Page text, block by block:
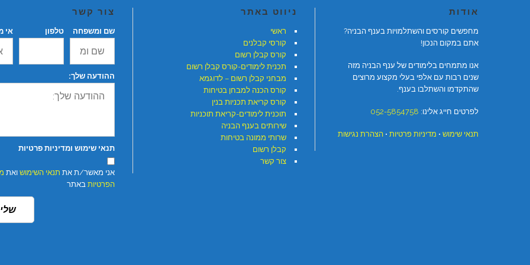
אודות
מחפשים קורסים והשתלמויות בענף הבניה?
אתם במקום הנכון!
אנו מתמחים בלימודים של ענף הבניה מזה
שנים רבות עם אלפי בעלי מקצוע מרוצים
שהתקדמו והשתלבו בענף.
לפרטים חייג אלינו: 052-5854758
תנאי שימוש • מדיניות פרטיות • הצהרת נגישות
ניווט באתר
ראשי
קורסי קבלנים
קורס קבלן רשום
תכנית לימודים-קורס קבלן רשום
מבחני קבלן רשום – לדוגמא
קורס הכנה למבחן בטיחות
קורס קריאת תכניות בנין
תוכנית לימודים-קריאת תוכניות
שירותים בענף הבניה
שרותי ממונה בטיחות
קבלן רשום
צור קשר
צור קשר
שם ומשפחה טלפון אי
ההודעה שלך:
תנאי שימוש ומדיניות פרטיות
אני מאשר/ת את תנאי השימוש ואת
הפרטיות באתר